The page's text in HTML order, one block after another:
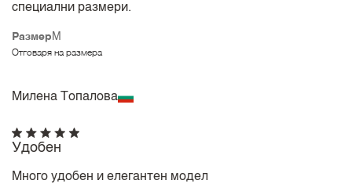
Размер M
Отговаря на размера
специални размери.
Милена Топалова
Удобен
Много удобен и елегантен модел